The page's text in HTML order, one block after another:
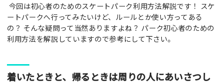
今回は初心者のためのスケートパーク利用方法解説です！ スケ
ートパークへ行ってみたいけど、ルールとか使い方ってある
の？ そんな疑問って当然ありますよね？ パーク初心者のための
利用方法を解説していますので参考にして下さい。
着いたときと、帰るときは周りの人にあいさつし